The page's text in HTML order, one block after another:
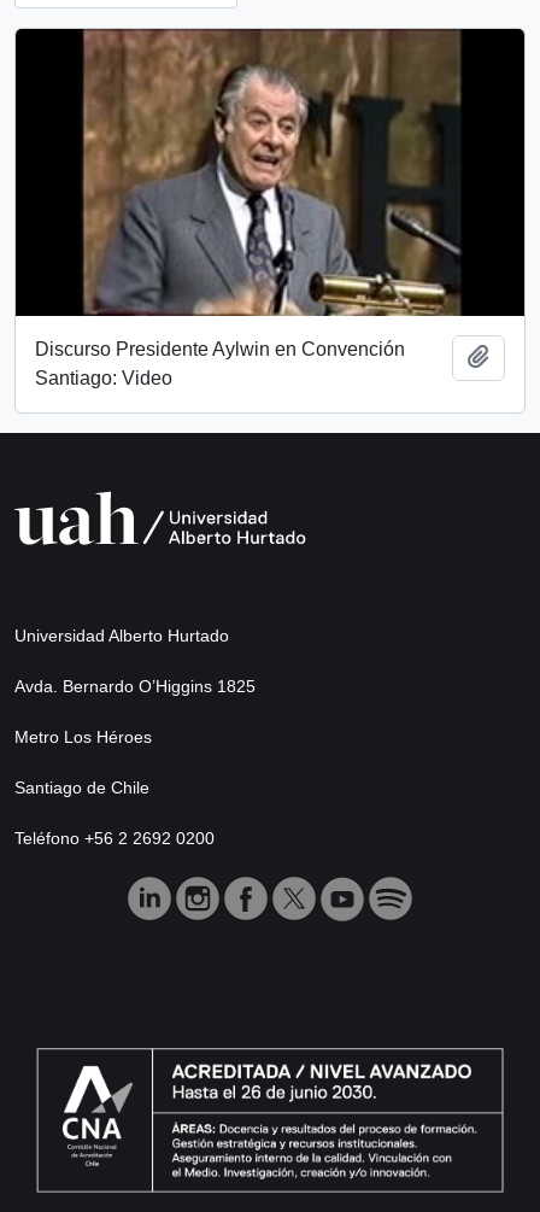
Discurso Presidente Aylwin en Convención
Santiago: Video
Universidad Alberto Hurtado
Avda. Bernardo O’Higgins 1825
Metro Los Héroes
Santiago de Chile
Teléfono +56 2 2692 0200